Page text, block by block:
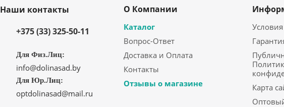
Наши контакты
+375 (33) 325-50-11
Для Физ.Лиц:
info@dolinasad.by
Для Юр.Лиц:
optdolinasad@mail.ru
О Компании
Каталог
Вопрос-Ответ
Доставка и Оплата
Контакты
Отзывы о магазине
Карта